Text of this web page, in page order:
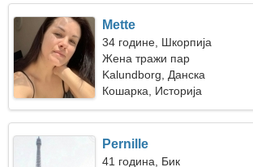
Mette
34 године, Шкорпија
Жена тражи пар
Kalundborg, Данска
Кошарка, Историја
Pernille
41 година, Бик